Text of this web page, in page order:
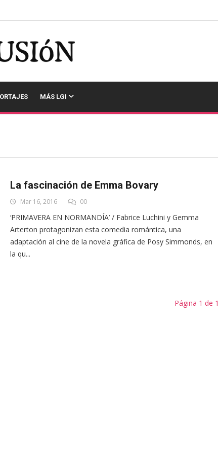
MÁS LGI
La fascinación de Emma Bovary
Mar 16, 2016 00
‘PRIMAVERA EN NORMANDÍA’ / Fabrice Luchini y Gemma
Arterton protagonizan esta comedia romántica, una
adaptación al cine de la novela gráfica de Posy Simmonds, en
la qu...
Página 1 de 1